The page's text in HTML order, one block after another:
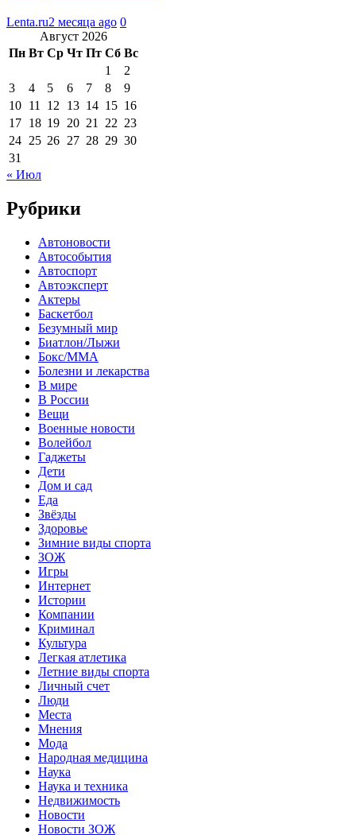
Lenta.ru2 месяца ago 0
Август 2026
Пн Вт Ср Чт Пт Сб Вс
1
2
3
4 5 6 7 8
9
10 11 12 13 14 15 16
17 18 19 20 21 22 23
24 25 26 27 28 29 30
31
« Июл
Рубрики
Автоновости
Автособытия
Автоспорт
Автоэксперт
Актеры
Баскетбол
Безумный мир
Биатлон/Лыжи
Бокс/MMA
Болезни и лекарства
В мире
В России
Вещи
Военные новости
Волейбол
Гаджеты
Дети
Дом и сад
Еда
Звёзды
Здоровье
Зимние виды спорта
ЗОЖ
Игры
Интернет
Истории
Компании
Криминал
Культура
Легкая атлетика
Летние виды спорта
Личный счет
Люди
Места
Мнения
Мода
Народная медицина
Наука
Наука и техника
Недвижимость
Новости
Новости ЗОЖ